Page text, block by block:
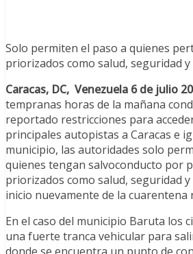
Solo permiten el paso a quienes
priorizados como salud, seguridad
Caracas, DC, Venezuela 6 de julio
tempranas horas de la mañana
reportado restricciones para
principales autopistas a Caracas e
municipio, las autoridades solo
quienes tengan salvoconducto por
priorizados como salud, seguridad
inicio nuevamente de la cuarentena
En el caso del municipio Baruta los
una fuerte tranca vehicular para